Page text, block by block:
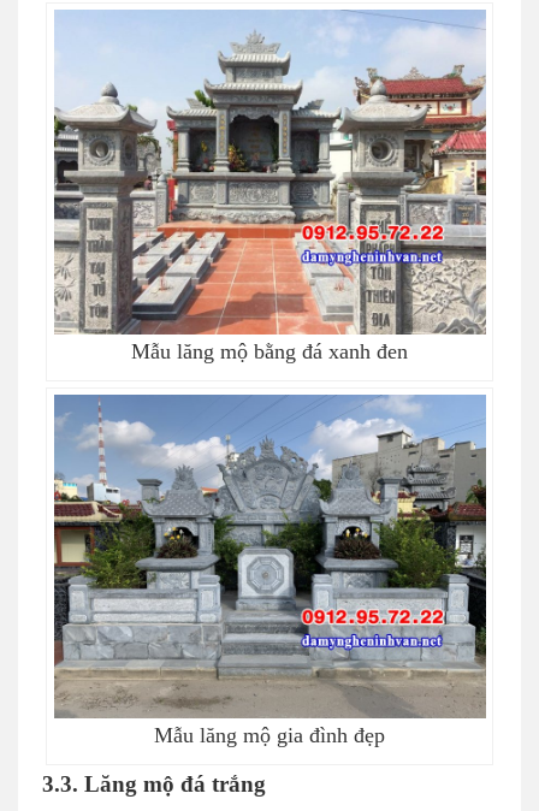
Mẫu lăng mộ bằng đá xanh đen
Mẫu lăng mộ gia đình đẹp
3.3. Lăng mộ đá trắng